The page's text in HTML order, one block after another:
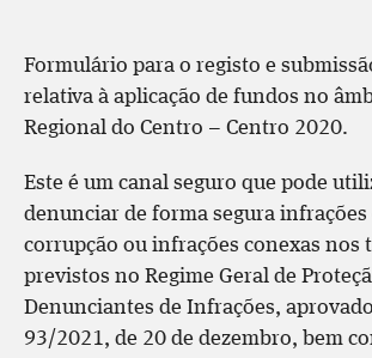
Formulário para o registo e
relativa à aplicação de fundos no
Regional do Centro – Centro 2020.
Este é um canal seguro que pode
denunciar de forma segura infrações
corrupção ou infrações conexas nos
previstos no Regime Geral de
Denunciantes de Infrações,
93/2021, de 20 de dezembro, bem